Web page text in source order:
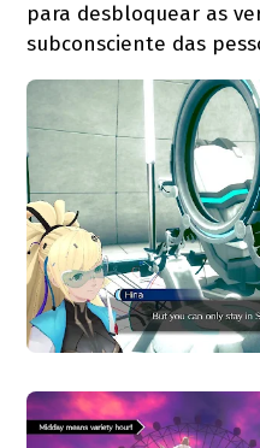
para desbloquear as
subconsciente das